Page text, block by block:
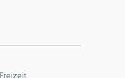
Freizeit